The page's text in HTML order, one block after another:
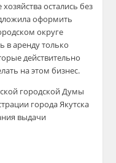
остались без
оформить
округе
в аренду только
действительно
на этом бизнес.
городской Думы
города Якутска
выдачи